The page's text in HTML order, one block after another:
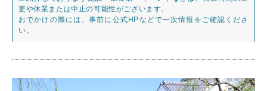
更や休業または中止の可能性がございます。
おでかけの際には、事前に公式HPなどで一次情報をご確認くださ
い。